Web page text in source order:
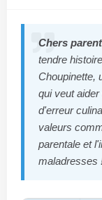
Chers
tendre
Choupinette,
qui veut
d'erreur
valeurs
parentale et
maladresses